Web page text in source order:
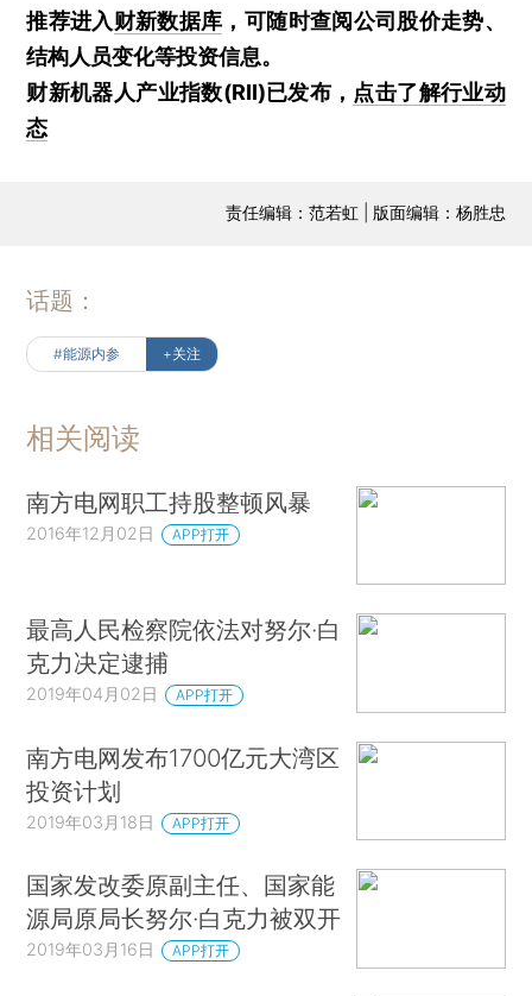
推荐进入财新数据库 ，可随时查阅公司股价走势、
结构人员变化等投资信息。
财新机器人产业指数(RII)已发布， 点击了解行业动
态
责任编辑：范若虹 | 版面编辑：杨胜忠
话题：
#能源内参 +关注
相关阅读
南方电网职工持股整顿风暴
2016年12月02日 APP打开
最高人民检察院依法对努尔·白
克力决定逮捕
2019年04月02日 APP打开
南方电网发布1700亿元大湾区
投资计划
2019年03月18日 APP打开
国家发改委原副主任、国家能
源局原局长努尔·白克力被双开
2019年03月16日 APP打开